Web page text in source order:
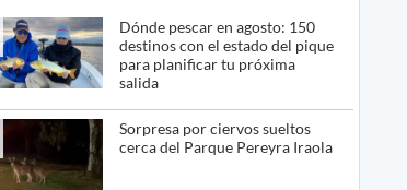
Dónde pescar en agosto: 150
destinos con el estado del pique
para planificar tu próxima
salida
Sorpresa por ciervos sueltos
cerca del Parque Pereyra Iraola